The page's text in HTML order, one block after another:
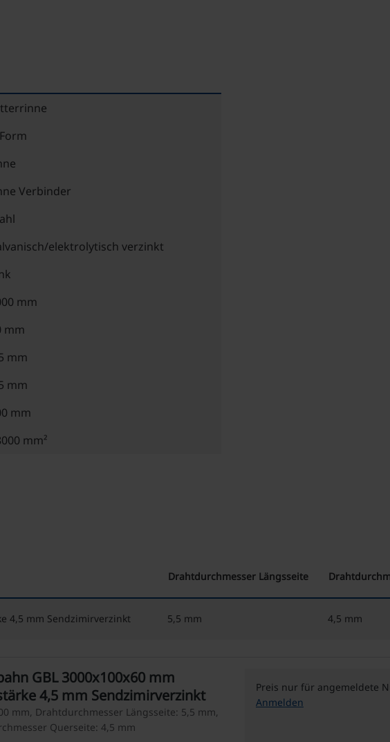
Verbinder
elektrolytisch verzinkt
mm
mm
mm
mm
mm
mm²
Drahtdurchmesser Längsseite
4,5 mm Sendzimirverzinkt 5,5 mm 4,5 mm
GBL 3000x100x60 mm
4,5 mm Sendzimirverzinkt
mm, Drahtdurchmesser Längsseite: 5,5 mm,
Querseite: 4,5 mm
Preis nur für angemeldete
Anmelden